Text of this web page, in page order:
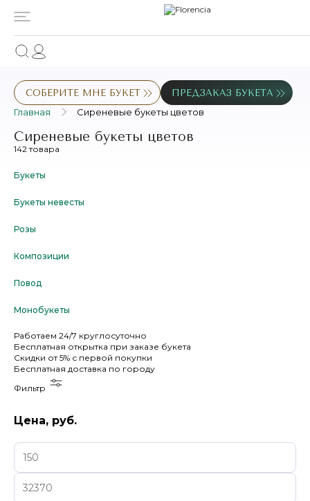
СОБЕРИТЕ МНЕ БУКЕТ ПРЕДЗАКАЗ БУКЕТА
Главная Сиреневые букеты цветов
Сиреневые букеты цветов
142 товара
Букеты
Букеты невесты
Розы
Композиции
Повод
Монобукеты
Работаем 24/7 круглосуточно
Бесплатная открытка при заказе букета
Скидки от 5% с первой покупки
Бесплатная доставка по городу
Фильтр
Цена, руб.